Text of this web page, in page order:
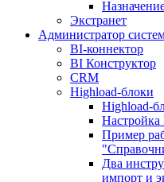
Экстранет
Администратор
BI-коннектор
BI Конструктор
CRM
Highload-блоки
Highload-
Настройка
Пример
Два
импорт и